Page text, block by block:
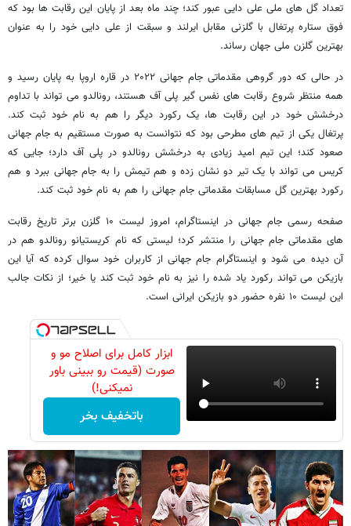
تعداد گل های ملی علی دایی عبور کند؛ چند ماه بعد از پایان این رقابت ها بود که
فوق ستاره پرتغال با گلزنی مقابل ایرلند و سبقت از علی دایی خود را به عنوان
بهترین گلزن ملی جهان رساند.
در حالی که دور گروهی مقدماتی جام جهانی ۲۰۲۲ در قاره اروپا به پایان رسید و
همه منتظر شروع رقابت های نفس گیر پلی آف هستند، رونالدو می تواند با تداوم
درخشش خود در این رقابت ها، یک رکورد دیگر را هم به نام خود ثبت کند.
پرتغال یکی از تیم های مطرحی بود که نتوانست به صورت مستقیم به جام جهانی
صعود کند؛ این تیم امید زیادی به درخشش رونالدو در پلی آف دارد؛ جایی که
کریس می تواند با یک تیر دو نشان زده و هم تیمش را به جام جهانی ببرد و هم
رکورد بهترین گل مسابقات مقدماتی جام جهانی را هم به نام خود ثبت کند.
صفحه رسمی جام جهانی در اینستاگرام، امروز لیست ۱۰ گلزن برتر تاریخ رقابت
های مقدماتی جام جهانی را منتشر کرد؛ لیستی که نام کریستیانو رونالدو هم در
آن دیده می شود و اینستاگرام جام جهانی از کاربران خود سوال کرده که آیا این
بازیکن می تواند رکورد یاد شده را نیز به نام خود ثبت کند یا خیر؛ از نکات جالب
این لیست ۱۰ نفره حضور دو بازیکن ایرانی است.
ابزار کامل برای اصلاح مو و
صورت (قیمت رو ببینی باور
نمیکنی!)
باتخفیف بخر